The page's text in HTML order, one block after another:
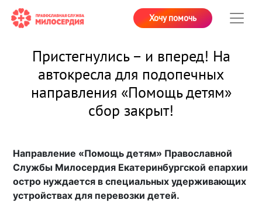
Хочу помочь
Пристегнулись – и вперед! На
автокресла для подопечных
направления «Помощь детям»
сбор закрыт!
Направление «Помощь детям» Православной
Службы Милосердия Екатеринбургской епархии
остро нуждается в специальных удерживающих
устройствах для перевозки детей.